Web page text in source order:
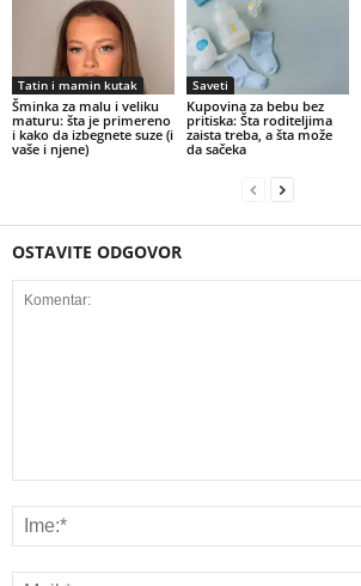
Tatin i mamin kutak
Šminka za malu i veliku
maturu: šta je primereno
i kako da izbegnete suze (i
vaše i njene)
Saveti
Kupovina za bebu bez
pritiska: Šta roditeljima
zaista treba, a šta može
da sačeka
OSTAVITE ODGOVOR